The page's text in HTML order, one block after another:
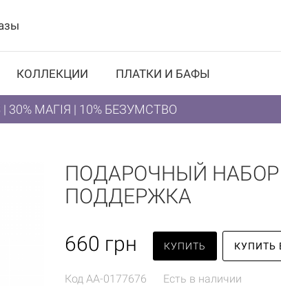
КОЛЛЕКЦИИ ПЛАТКИ И БАФЫ
30% МАГІЯ | 10% БЕЗУМСТВО
ПОДАРОЧНЫЙ НАБОР
ПОДДЕРЖКА
660 грн КУПИТЬ КУПИТЬ
Код AA-0177676 Есть в наличии